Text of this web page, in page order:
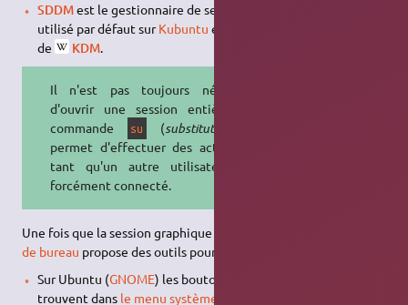
SDDMest le gestionnaire de session de
utilisé par défaut surKubuntu et
de
KDM.
Il n'est pas toujours nécessaire
d'ouvrir une session entière : la
commande
su (substitute user
permet d'effectuer des actions en
tant qu'un autre utilisateur, pas
forcément connecté.
Une fois que la session graphique est ouverte, l'
de bureau propose des outils pour la gérer :
Sur Ubuntu (GNOME) les boutons pour gérer la session se
trouvent dans le menu système